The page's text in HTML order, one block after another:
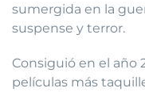
sumergida en la
suspense y terror.
Consiguió en el año
películas más